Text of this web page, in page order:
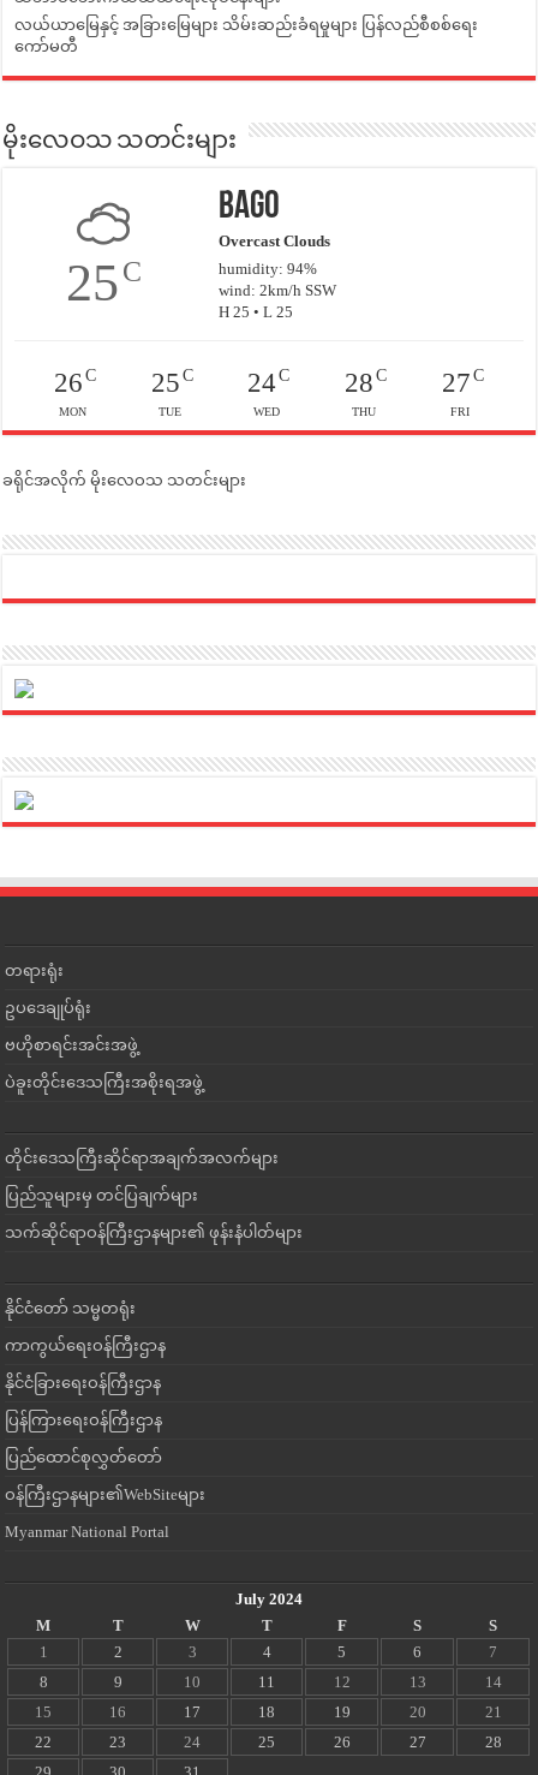
လယ်ယာမြေနှင့် အခြားမြေများ သိမ်းဆည်းခံရမှုများ ပြန်လည်စီစစ်ရေး
ကော်မတီ
မိုးလေဝသ သတင်းများ
25C
Bago
Overcast Clouds
humidity: 94%
wind: 2km/h SSW
H 25 • L 25
26C
MON
25C
TUE
24C
WED
28C
THU
27C
FRI
ခရိုင်အလိုက် မိုးလေဝသ သတင်းများ
တရားရုံး
ဥပဒေချုပ်ရုံး
ဗဟိုစာရင်းအင်းအဖွဲ့
ပဲခူးတိုင်းဒေသကြီးအစိုးရအဖွဲ့
တိုင်းဒေသကြီးဆိုင်ရာအချက်အလက်များ
ပြည်သူများမှ တင်ပြချက်များ
သက်ဆိုင်ရာဝန်ကြီးဌာနများ၏ ဖုန်းနံပါတ်များ
နိုင်ငံတော် သမ္မတရုံး
ကာကွယ်ရေးဝန်ကြီးဌာန
နိုင်ငံခြားရေးဝန်ကြီးဌာန
ပြန်ကြားရေးဝန်ကြီးဌာန
ပြည်ထောင်စုလွှတ်တော်
ဝန်ကြီးဌာနများ၏WebSiteများ
Myanmar National Portal
July 2024
M
T W T F S
S
1
2 3 4 5 6
7
8
9 10 11 12 13
14
15
16 17 18 19 20
21
22
23 24 25 26 27
28